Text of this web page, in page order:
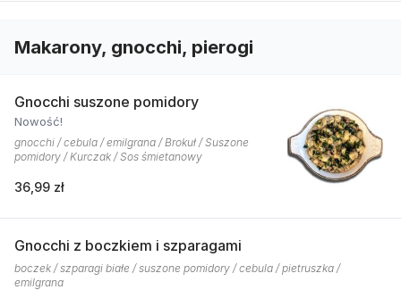
Makarony, gnocchi, pierogi
Gnocchi suszone pomidory
Nowość!
gnocchi / cebula / emilgrana / Brokuł / Suszone
pomidory / Kurczak / Sos śmietanowy
36,99 zł
Gnocchi z boczkiem i szparagami
boczek / szparagi białe / suszone pomidory / cebula / pietruszka /
emilgrana